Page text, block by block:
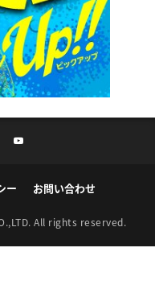
ー お問い合わせ
All rights reserved.